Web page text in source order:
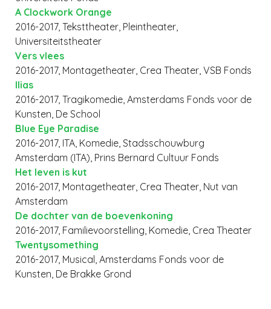
A Clockwork Orange
2016-2017, Teksttheater, Pleintheater,
Universiteitstheater
Vers vlees
2016-2017, Montagetheater, Crea Theater, VSB Fonds
Ilias
2016-2017, Tragikomedie, Amsterdams Fonds voor de
Kunsten, De School
Blue Eye Paradise
2016-2017, ITA, Komedie, Stadsschouwburg
Amsterdam (ITA), Prins Bernard Cultuur Fonds
Het leven is kut
2016-2017, Montagetheater, Crea Theater, Nut van
Amsterdam
De dochter van de boevenkoning
2016-2017, Familievoorstelling, Komedie, Crea Theater
Twentysomething
2016-2017, Musical, Amsterdams Fonds voor de
Kunsten, De Brakke Grond